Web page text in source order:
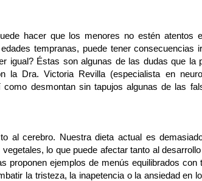
hacer que los menores no estén atentos
tempranas, puede tener consecuencias
igual? Éstas son algunas de las dudas que la
la Dra. Victoria Revilla (especialista en
desmontan sin tapujos algunas de las
al cerebro. Nuestra dieta actual es
lo que puede afectar tanto al
proponen ejemplos de menús equilibrados con
la tristeza, la inapetencia o la ansiedad en